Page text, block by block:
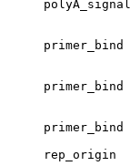
primer_bind
primer_bind
primer_bind
rep_origin